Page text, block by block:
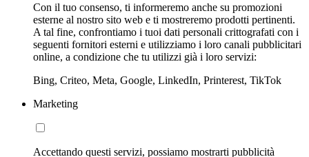
Con il tuo consenso, ti informeremo anche su promozioni
esterne al nostro sito web e ti mostreremo prodotti pertinenti.
A tal fine, confrontiamo i tuoi dati personali crittografati con i
seguenti fornitori esterni e utilizziamo i loro canali pubblicitari
online, a condizione che tu utilizzi già i loro servizi:
Bing, Criteo, Meta, Google, LinkedIn, Printerest, TikTok
Marketing
Accettando questi servizi, possiamo mostrarti pubblicità